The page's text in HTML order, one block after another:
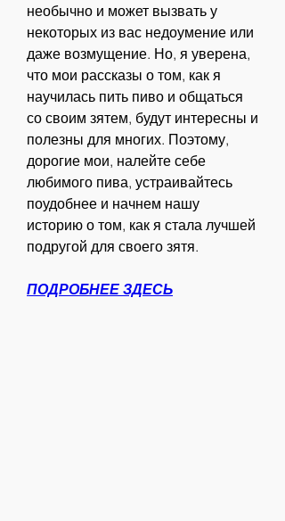
необычно и может вызвать у
некоторых из вас недоумение или
даже возмущение. Но, я уверена,
что мои рассказы о том, как я
научилась пить пиво и общаться
со своим зятем, будут интересны и
полезны для многих. Поэтому,
дорогие мои, налейте себе
любимого пива, устраивайтесь
поудобнее и начнем нашу
историю о том, как я стала лучшей
подругой для своего зятя.
ПОДРОБНЕЕ ЗДЕСЬ